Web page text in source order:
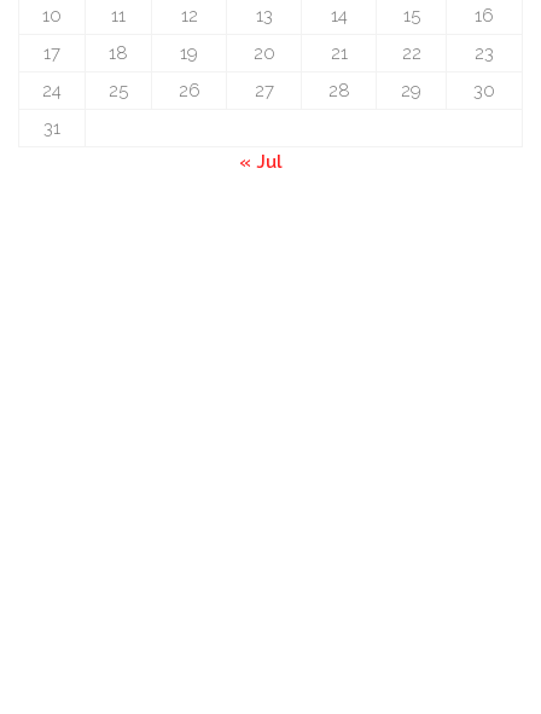
10
11 12 13 14 15
16
17
18 19 20 21 22
23
24
25 26 27 28 29
30
31
« Jul